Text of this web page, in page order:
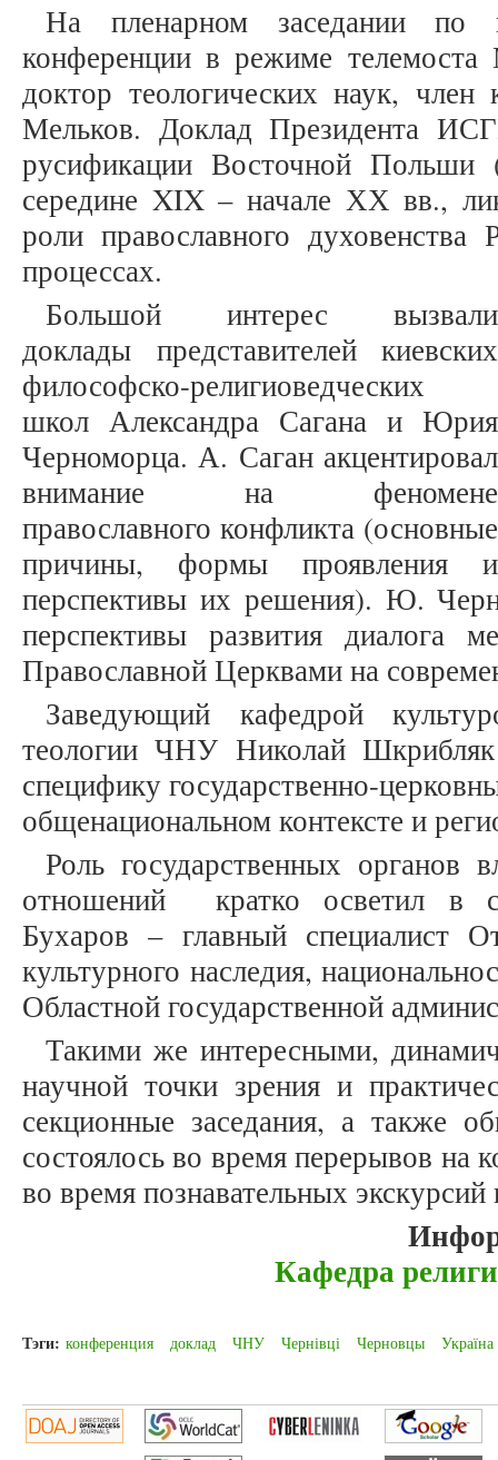
На пленарном заседании по
конференции в режиме
доктор теологических наук,
Мельков. Доклад Президента
русификации Восточной
середине XIX – начале ХХ вв.,
роли православного
процессах.
Большой интерес вызвали
доклады представителей киевских
философско-религиоведческих
школ Александра Сагана и Юрия
Черноморца. А. Саган акцентировал
внимание на феномене
православного конфликта (основные
причины, формы проявления и
перспективы их решения). Ю.
перспективы развития диалога
Православной Церквами на
Заведующий кафедрой
теологии ЧНУ Николай Шкрибляк
специфику государственно-
общенациональном контексте и
Роль государственных органов
отношений кратко осветил в
Бухаров – главный специалист
культурного наследия,
Областной государственной
Такими же интересными,
научной точки зрения и
секционные заседания, а также
состоялось во время перерывов на
во время познавательных
Кафедра
Тэги: конференция доклад ЧНУ Чернівці Черновцы Україна